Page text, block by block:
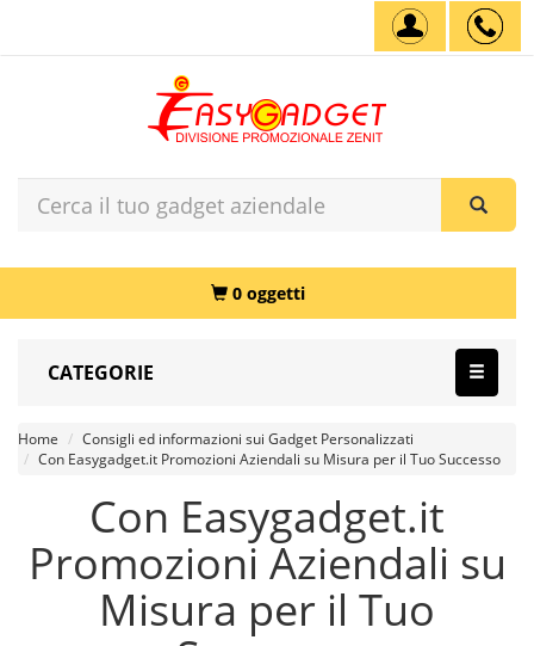
0 oggetti
CATEGORIE
Home
Consigli ed informazioni sui Gadget Personalizzati
Con Easygadget.it Promozioni Aziendali su Misura per il Tuo Successo
Con Easygadget.it
Promozioni Aziendali su
Misura per il Tuo